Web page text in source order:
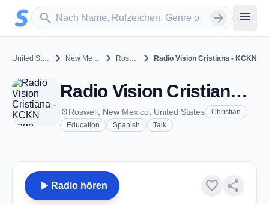
Zum Hauptinhalt springen
search
Sender suchen arrow_forward menu
United States chevron_right New Mexico chevron_right Roswell chevron_right Radio Vision Cristiana - KCKN
Radio Vision Cristiana - KCKN - AM 1020 - Roswell, NM
placeRoswell, New Mexico, United States
Christian
Education
Spanish Talk
play_arrow Radio hören favorite share